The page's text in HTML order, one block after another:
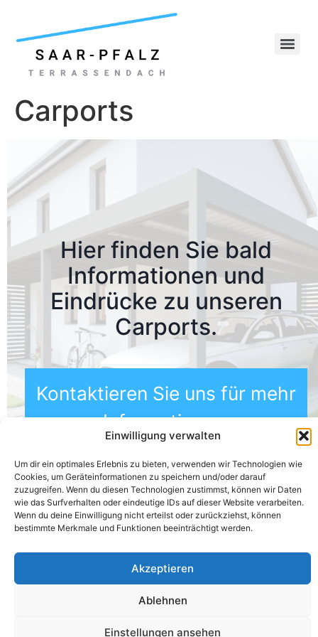
Einwilligung verwalten
Um dir ein optimales Erlebnis zu bieten, verwenden wir Technologien wie
Cookies, um Geräteinformationen zu speichern und/oder darauf
zuzugreifen. Wenn du diesen Technologien zustimmst, können wir Daten
wie das Surfverhalten oder eindeutige IDs auf dieser Website verarbeiten.
Wenn du deine Einwilligung nicht erteilst oder zurückziehst, können
bestimmte Merkmale und Funktionen beeinträchtigt werden.
Akzeptieren
Ablehnen
Einstellungen ansehen
Carports
Hier finden Sie bald
Informationen und
Eindrücke zu unseren
Carports.
Kontaktieren Sie uns für mehr
Informationen.
AGB Impressum
Kontakt